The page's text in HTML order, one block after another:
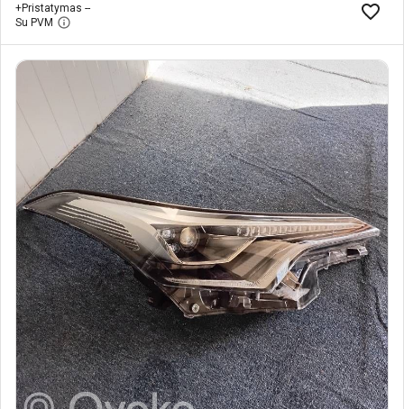
+Pristatymas --
Su PVM